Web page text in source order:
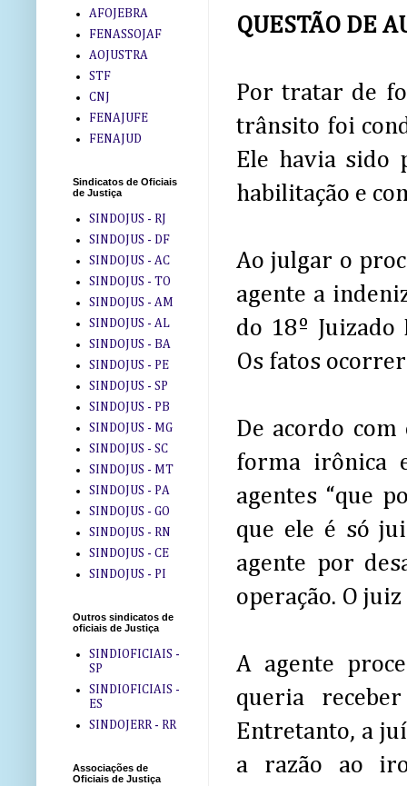
QUESTÃO DE
Por tratar de
trânsito foi
Ele havia sido
habilitação e
Ao julgar o
agente a
do 18º Juizado
Os fatos
De acordo
forma irônica
agentes “que
que ele é só
agente por
operação. O
A agente
queria
Entretanto, a
a razão ao
AFOJEBRA
FENASSOJAF
AOJUSTRA
STF
CNJ
FENAJUFE
FENAJUD
Sindicatos de Oficiais
de Justiça
SINDOJUS - RJ
SINDOJUS - DF
SINDOJUS - AC
SINDOJUS - TO
SINDOJUS - AM
SINDOJUS - AL
SINDOJUS - BA
SINDOJUS - PE
SINDOJUS - SP
SINDOJUS - PB
SINDOJUS - MG
SINDOJUS - SC
SINDOJUS - MT
SINDOJUS - PA
SINDOJUS - GO
SINDOJUS - RN
SINDOJUS - CE
SINDOJUS - PI
Outros sindicatos de
oficiais de Justiça
SINDIOFICIAIS -
SP
SINDIOFICIAIS -
ES
SINDOJERR - RR
Associações de
Oficiais de Justiça